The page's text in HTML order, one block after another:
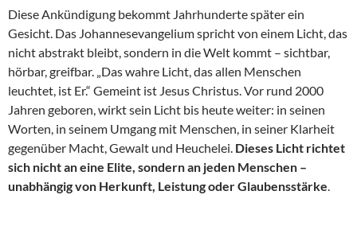
Diese Ankündigung bekommt Jahrhunderte später ein
Gesicht. Das Johannesevangelium spricht von einem Licht, das
nicht abstrakt bleibt, sondern in die Welt kommt – sichtbar,
hörbar, greifbar. „Das wahre Licht, das allen Menschen
leuchtet, ist Er.“ Gemeint ist Jesus Christus. Vor rund 2000
Jahren geboren, wirkt sein Licht bis heute weiter: in seinen
Worten, in seinem Umgang mit Menschen, in seiner Klarheit
gegenüber Macht, Gewalt und Heuchelei. Dieses Licht richtet
sich nicht an eine Elite, sondern an jeden Menschen –
unabhängig von Herkunft, Leistung oder Glaubensstärke